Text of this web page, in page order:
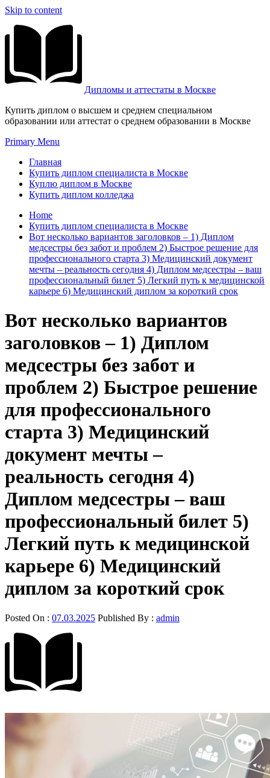
Skip to content
Дипломы и аттестаты в Москве
Купить диплом о высшем и среднем специальном
образовании или аттестат о среднем образовании в Москве
Primary Menu
Главная
Купить диплом специалиста в Москве
Куплю диплом в Москве
Купить диплом колледжа
Home
Купить диплом специалиста в Москве
Вот несколько вариантов заголовков – 1) Диплом
медсестры без забот и проблем 2) Быстрое решение для
профессионального старта 3) Медицинский документ
мечты – реальность сегодня 4) Диплом медсестры – ваш
профессиональный билет 5) Легкий путь к медицинской
карьере 6) Медицинский диплом за короткий срок
Вот несколько вариантов
заголовков – 1) Диплом
медсестры без забот и
проблем 2) Быстрое решение
для профессионального
старта 3) Медицинский
документ мечты –
реальность сегодня 4)
Диплом медсестры – ваш
профессиональный билет 5)
Легкий путь к медицинской
карьере 6) Медицинский
диплом за короткий срок
Posted On : 07.03.2025 Published By : admin